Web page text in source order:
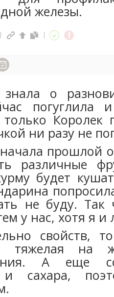
железы.
о
погуглила
только
ни разу не
прошлой
различные
будет
не буду. Так
у нас, хотя я
свойств,
тяжелая на
А еще
и сахара,